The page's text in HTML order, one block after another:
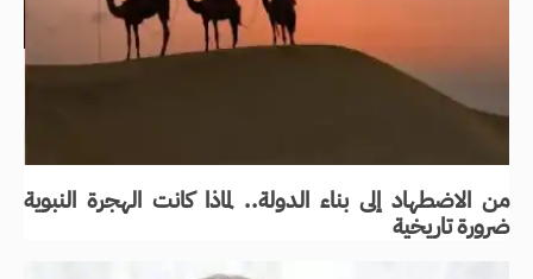
من الاضطهاد إلى بناء الدولة.. لماذا كانت الهجرة النبوية
ضرورة تاريخية